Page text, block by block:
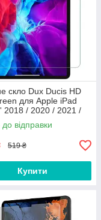
скло Dux Ducis HD
для Apple iPad
2018 / 2020 / 2021 /
мм)
до відправки
519 ₴
Купити